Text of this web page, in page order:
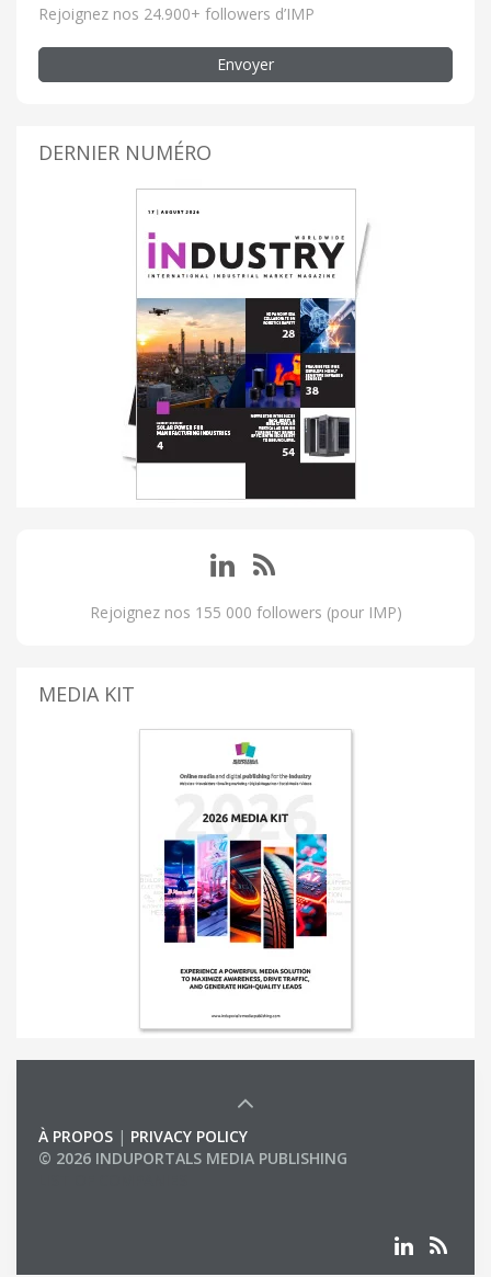
Rejoignez nos 24.900+ followers d’IMP
Envoyer
DERNIER NUMÉRO
Rejoignez nos 155 000 followers (pour IMP)
MEDIA KIT
À PROPOS | PRIVACY POLICY
© 2026 INDUPORTALS MEDIA PUBLISHING